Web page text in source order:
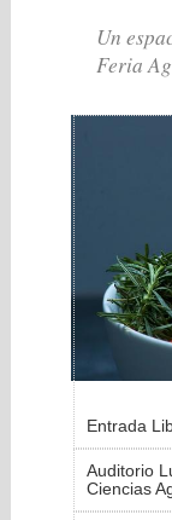
Un
Feria
Entrada
Auditorio
Ciencias